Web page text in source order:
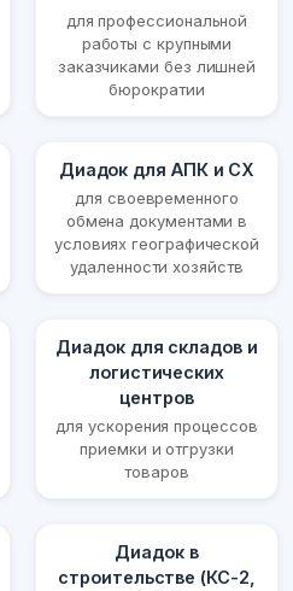
для профессиональной
работы с крупными
заказчиками без лишней
бюрократии
Диадок для АПК и СХ
для своевременного
обмена документами в
условиях географической
удаленности хозяйств
Диадок для складов и
логистических
центров
для ускорения процессов
приемки и отгрузки
товаров
Диадок в
строительстве (КС-2,